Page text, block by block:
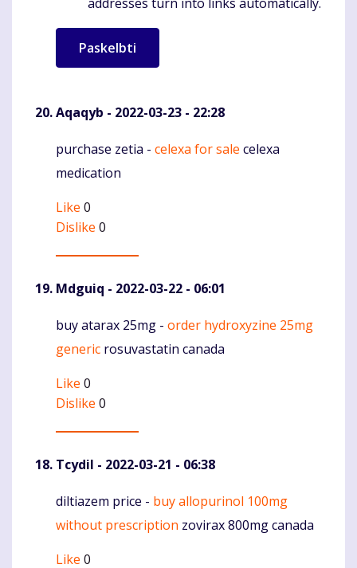
Aqaqyb - 2022-03-23 - 22:28
Komentaras
purchase zetia - celexa for sale celexa
medication
Like 0
Dislike 0
Mdguiq - 2022-03-22 - 06:01
Komentaras
buy atarax 25mg - order hydroxyzine 25mg
generic rosuvastatin canada
Like 0
Dislike 0
Tcydil - 2022-03-21 - 06:38
Komentaras
diltiazem price - buy allopurinol 100mg
without prescription zovirax 800mg canada
Like 0